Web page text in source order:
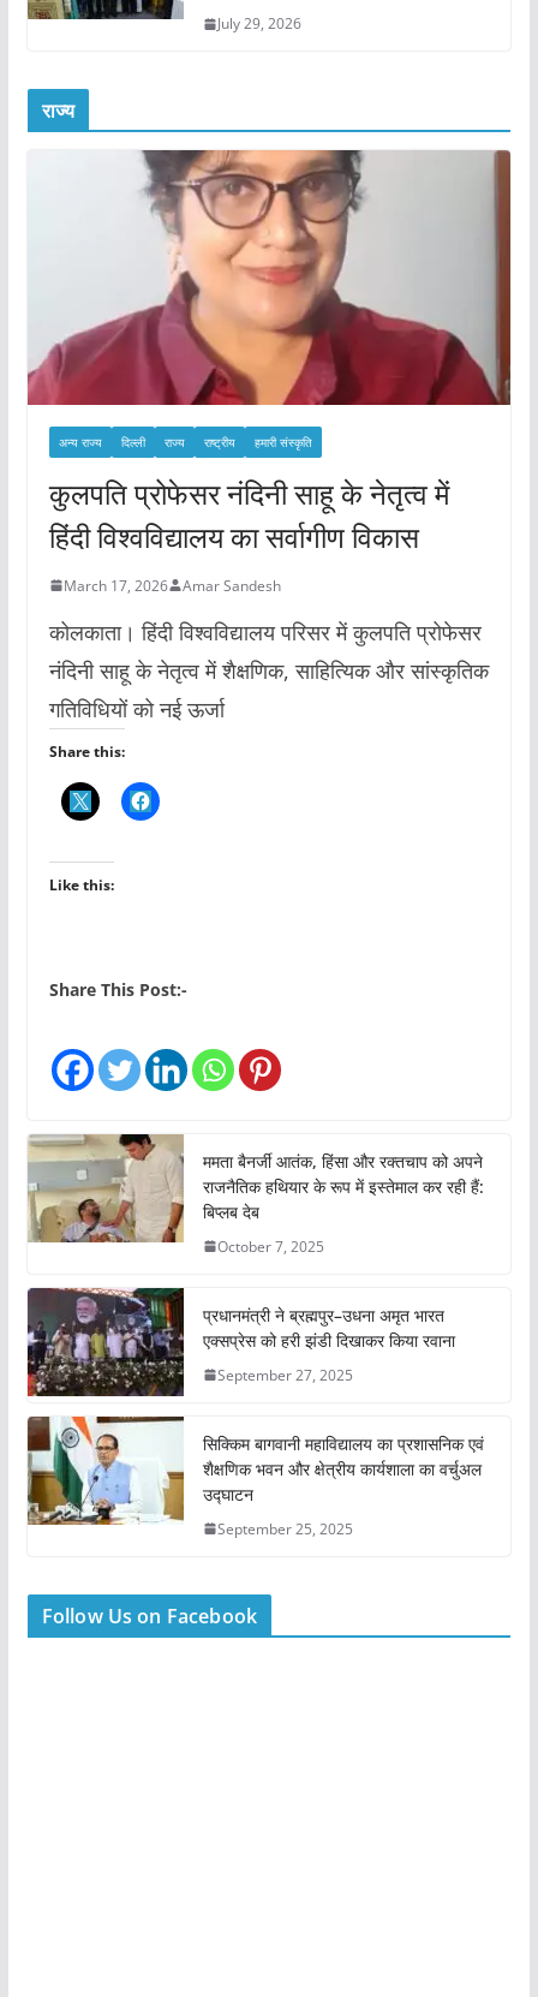
July 29, 2026
राज्य
अन्य राज्य दिल्ली राज्य राष्ट्रीय हमारी संस्कृति
कुलपति प्रोफेसर नंदिनी साहू के नेतृत्व में
हिंदी विश्वविद्यालय का सर्वागीण विकास
March 17, 2026 Amar Sandesh
कोलकाता। हिंदी विश्वविद्यालय परिसर में कुलपति प्रोफेसर
नंदिनी साहू के नेतृत्व में शैक्षणिक, साहित्यिक और सांस्कृतिक
गतिविधियों को नई ऊर्जा
Share this:
Like this:
Share This Post:-
ममता बैनर्जी आतंक, हिंसा और रक्तचाप को अपने
राजनैतिक हथियार के रूप में इस्तेमाल कर रही हैं:
बिप्लब देब
October 7, 2025
प्रधानमंत्री ने ब्रह्मपुर–उधना अमृत भारत
एक्सप्रेस को हरी झंडी दिखाकर किया रवाना
September 27, 2025
सिक्किम बागवानी महाविद्यालय का प्रशासनिक एवं
शैक्षणिक भवन और क्षेत्रीय कार्यशाला का वर्चुअल
उद्घाटन
September 25, 2025
Follow Us on Facebook